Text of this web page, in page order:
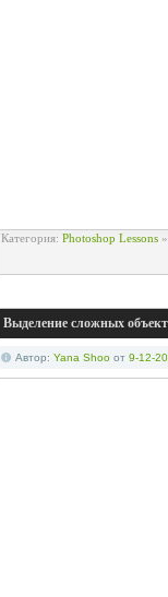
Категория: Photoshop Lessons»
Выделение сложных
Автор: Yana Shooот 9-12-